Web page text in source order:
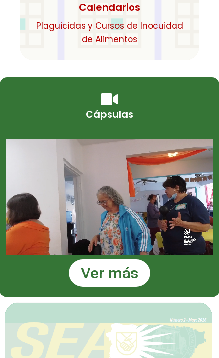
Calendarios
Plaguicidas y Cursos de Inocuidad
de Alimentos
Cápsulas
Ver más